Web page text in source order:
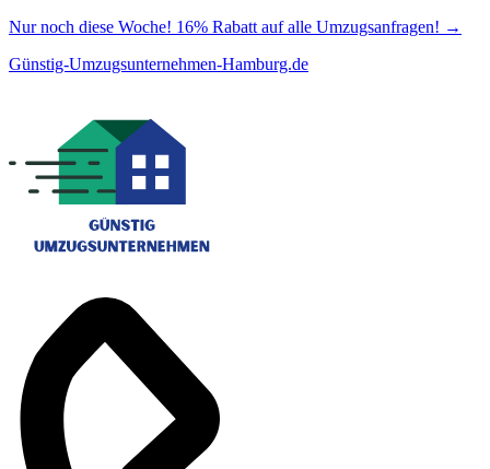
Nur noch diese Woche! 16% Rabatt auf alle Umzugsanfragen! →
Günstig-Umzugsunternehmen-Hamburg.de